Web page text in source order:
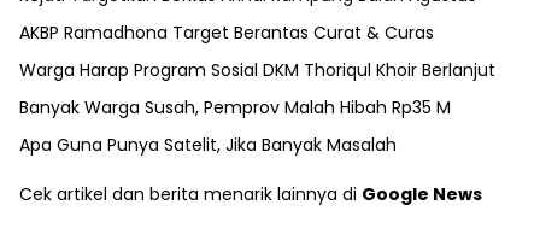
AKBP Ramadhona Target Berantas Curat & Curas
Warga Harap Program Sosial DKM Thoriqul Khoir Berlanjut
Banyak Warga Susah, Pemprov Malah Hibah Rp35 M
Apa Guna Punya Satelit, Jika Banyak Masalah
Cek artikel dan berita menarik lainnya di Google News